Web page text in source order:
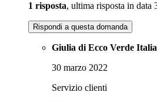
1 risposta, ultima risposta in data
Rispondi a questa domanda
Giulia di Ecco Verde Italia
30 marzo 2022
Servizio clienti